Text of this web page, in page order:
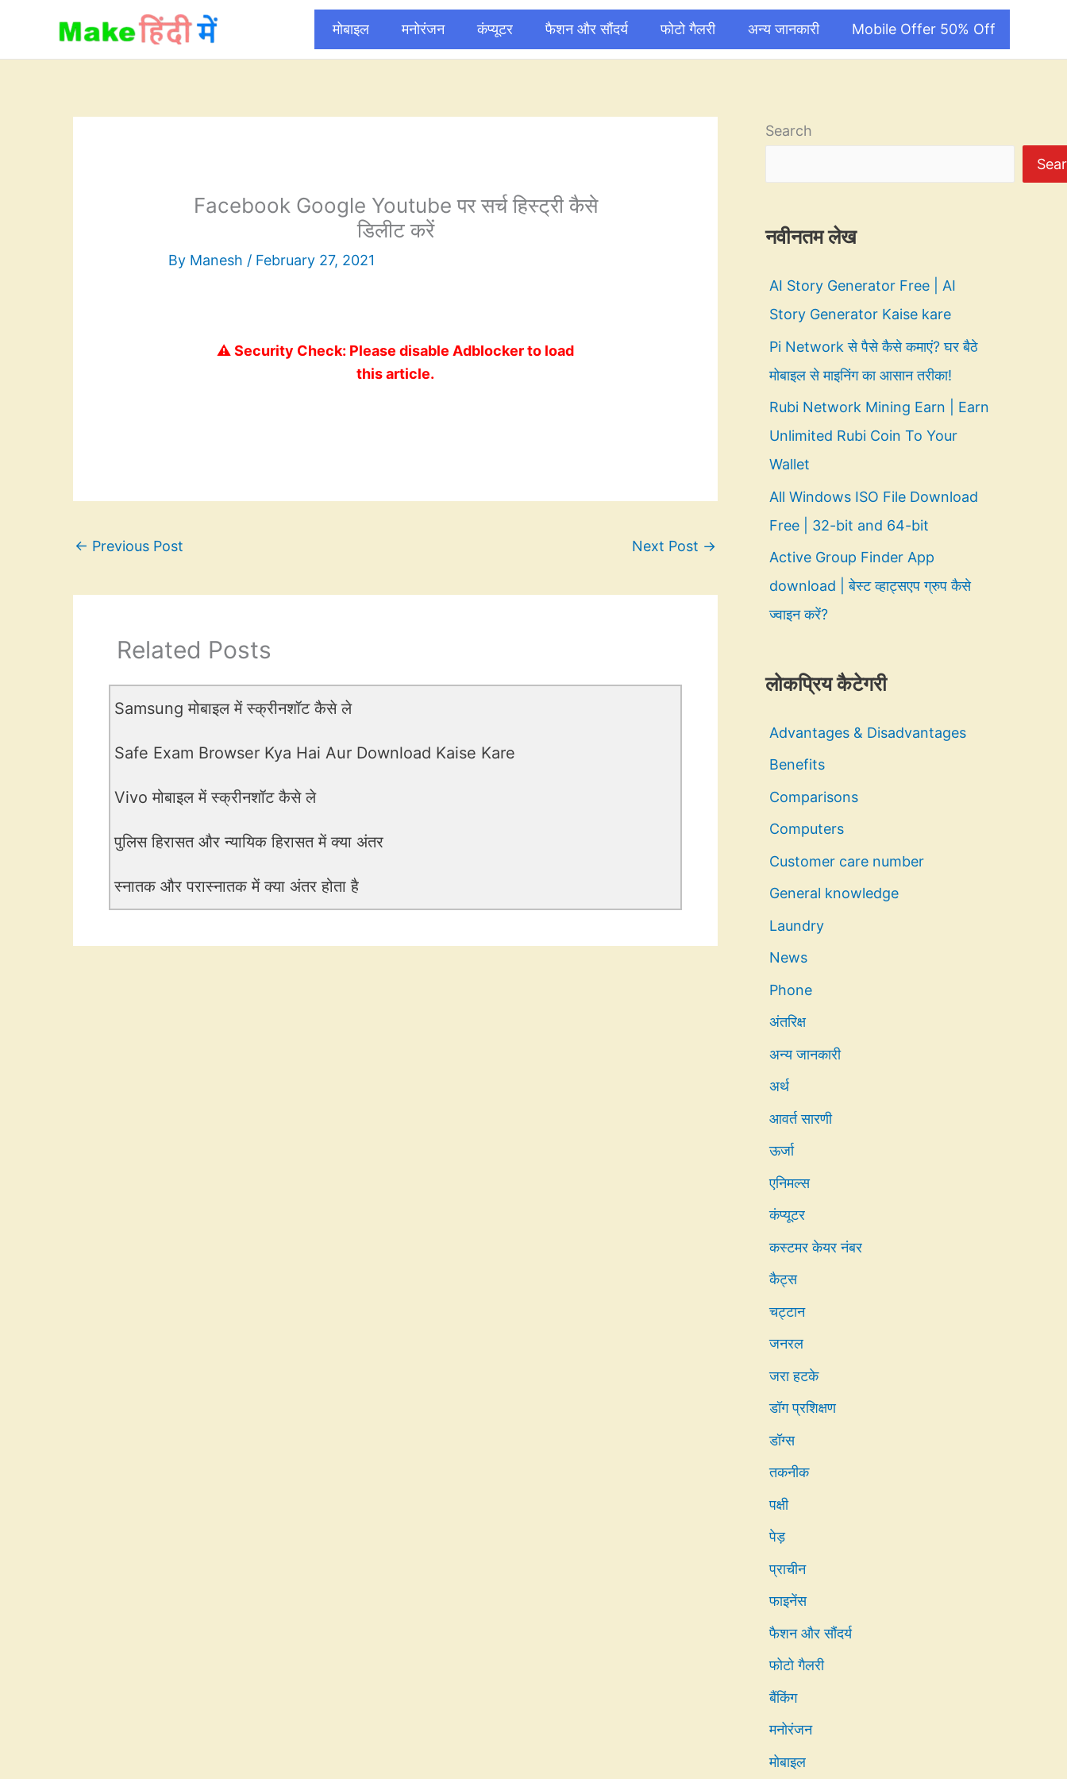
content
मोबाइल मनोरंजन कंप्यूटर फैशन और सौंदर्य फोटो गैलरी अन्य जानकारी Mobile Offer 50% Off
Facebook Google Youtube पर सर्च हिस्ट्री कैसे
डिलीट करें
By Manesh / February 27, 2021
⚠️ Security Check: Please disable Adblocker to load
this article.
← Previous Post Next Post →
Related Posts
Samsung मोबाइल में स्क्रीनशॉट कैसे ले
Safe Exam Browser Kya Hai Aur Download Kaise Kare
Vivo मोबाइल में स्क्रीनशॉट कैसे ले
पुलिस हिरासत और न्यायिक हिरासत में क्या अंतर
स्नातक और परास्नातक में क्या अंतर होता है
Search
नवीनतम लेख
AI Story Generator Free | AI
Story Generator Kaise kare
Pi Network से पैसे कैसे कमाएं? घर बैठे
मोबाइल से माइनिंग का आसान तरीका!
Rubi Network Mining Earn | Earn
Unlimited Rubi Coin To Your
Wallet
All Windows ISO File Download
Free | 32-bit and 64-bit
Active Group Finder App
download | बेस्ट व्हाट्सएप ग्रुप कैसे
ज्वाइन करें?
लोकप्रिय कैटेगरी
Advantages & Disadvantages
Benefits
Comparisons
Computers
Customer care number
General knowledge
Laundry
News
Phone
अंतरिक्ष
अन्य जानकारी
अर्थ
आवर्त सारणी
ऊर्जा
एनिमल्स
कंप्यूटर
कस्टमर केयर नंबर
कैट्स
चट्टान
जनरल
जरा हटके
डॉग प्रशिक्षण
डॉग्स
तकनीक
पक्षी
पेड़
प्राचीन
फाइनेंस
फैशन और सौंदर्य
फोटो गैलरी
बैंकिंग
मनोरंजन
मोबाइल